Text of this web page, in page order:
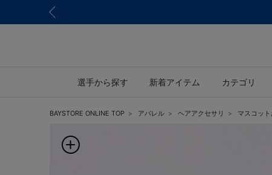
選手から探す 新着アイテム カテゴリ
BAYSTORE ONLINE TOP アパレル ヘアアクセサリ マスコッ